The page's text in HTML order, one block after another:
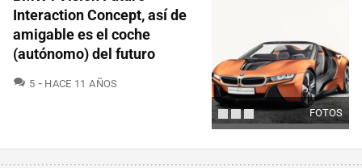
FOTOS
Interaction Concept, así de
amigable es el coche
(autónomo) del futuro
5 COMENTARIOS
HACE 11 AÑOS